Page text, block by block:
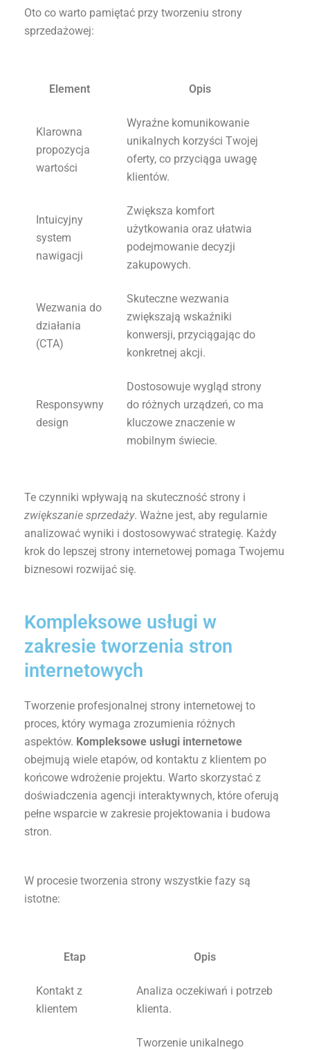
Oto co warto pamiętać przy tworzeniu strony
sprzedażowej:
Element Opis
Klarowna
propozycja
wartości
Wyraźne komunikowanie
unikalnych korzyści Twojej
oferty, co przyciąga uwagę
klientów.
Intuicyjny
system
nawigacji
Zwiększa komfort
użytkowania oraz ułatwia
podejmowanie decyzji
zakupowych.
Wezwania do
działania
(CTA)
Skuteczne wezwania
zwiększają wskaźniki
konwersji, przyciągając do
konkretnej akcji.
Responsywny
design
Dostosowuje wygląd strony
do różnych urządzeń, co ma
kluczowe znaczenie w
mobilnym świecie.
Te czynniki wpływają na skuteczność strony i
zwiększanie sprzedaży. Ważne jest, aby regularnie
analizować wyniki i dostosowywać strategię. Każdy
krok do lepszej strony internetowej pomaga Twojemu
biznesowi rozwijać się.
Kompleksowe usługi w
zakresie tworzenia stron
internetowych
Tworzenie profesjonalnej strony internetowej to
proces, który wymaga zrozumienia różnych
aspektów. Kompleksowe usługi internetowe
obejmują wiele etapów, od kontaktu z klientem po
końcowe wdrożenie projektu. Warto skorzystać z
doświadczenia agencji interaktywnych, które oferują
pełne wsparcie w zakresie projektowania i budowa
stron.
W procesie tworzenia strony wszystkie fazy są
istotne:
Etap Opis
Kontakt z
klientem
Analiza oczekiwań i potrzeb
klienta.
Tworzenie unikalnego